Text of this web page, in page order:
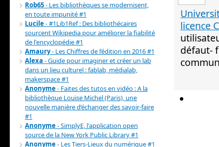
licence
défaut-
Rob65- Les bibliothèques se modernisent,
en toute impunité #1
Lucile- #1Lib1Ref : Des bibliothécaires
sourcent Wikipedia pour améliorer la fiabilité
de l'encyclopédie #1
Amaury- Les Chiffres de l’édition en 2016 #1
Alexa - Guide pour imaginer et créer un lab
dans un lieu culturel : fablab, médialab,
makerspace #1
Anonyme- Faites des tutos en vidéo : A la
bibliothèque Louise Michel (Paris), une
nouvelle manière d’échanger des savoir-faire
#1
Anonyme- SimplyE, l'application open
source de la New York Public Library #1
Anonyme- Les Tiers-Lieux du numérique #1